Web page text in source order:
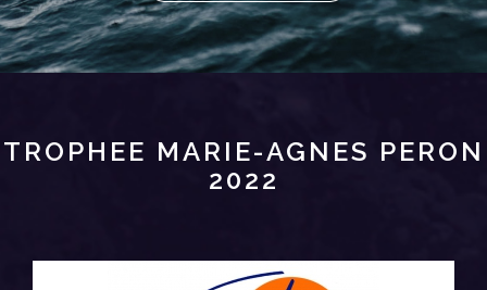
TROPHEE MARIE-AGNES PERON
2022